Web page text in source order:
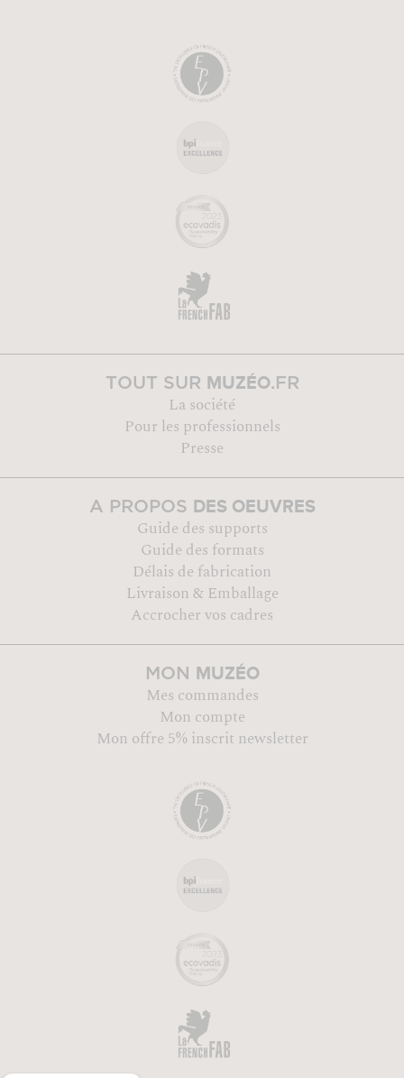
TOUT SUR MUZÉO.FR
La société
Pour les professionnels
Presse
A PROPOS DES OEUVRES
Guide des supports
Guide des formats
Délais de fabrication
Livraison & Emballage
Accrocher vos cadres
MON MUZÉO
Mes commandes
Mon compte
Mon offre 5% inscrit newsletter